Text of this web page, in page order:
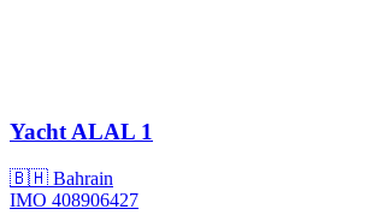
Yacht ALAL 1
🇧🇭 Bahrain
IMO 408906427